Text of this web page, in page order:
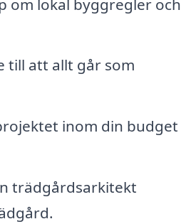
till att allt går som
inom din budget
trädgårdsarkitekt